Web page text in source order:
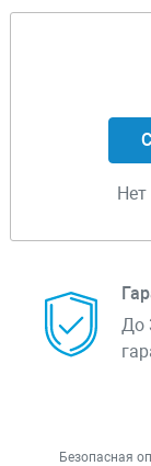
До
Безопасная